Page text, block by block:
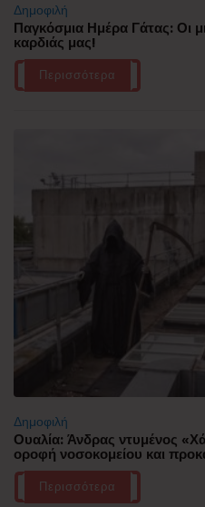
Δημοφιλή
Παγκόσμια Ημέρα Γάτας: Οι
καρδιάς μας!
Περισσότερα
Δημοφιλή
Ουαλία: Άνδρας ντυμένος
οροφή νοσοκομείου και
Περισσότερα